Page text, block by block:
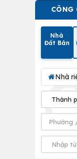
Nhà
Đất Bán
Nhà